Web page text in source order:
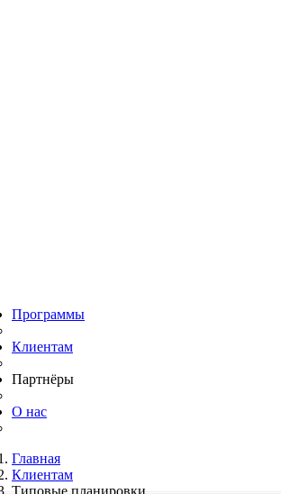
Программы
Клиентам
Партнёры
О нас
Главная
Клиентам
Типовые планировки